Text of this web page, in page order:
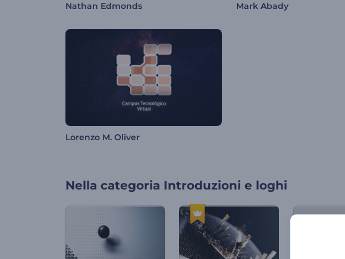
Nathan Edmonds Mark Abady
Lorenzo M. Oliver
Nella categoria Introduzioni e loghi